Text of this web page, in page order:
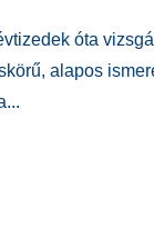
óta
alapos